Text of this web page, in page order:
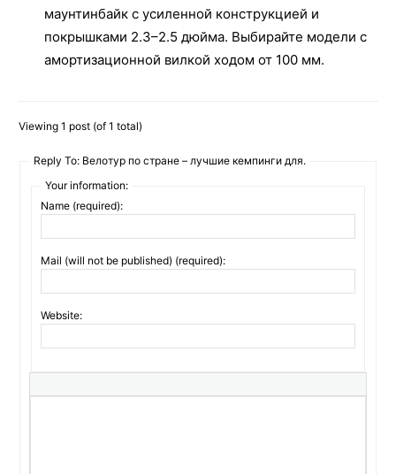
маунтинбайк с усиленной конструкцией и
покрышками 2.3–2.5 дюйма. Выбирайте модели с
амортизационной вилкой ходом от 100 мм.
Viewing 1 post (of 1 total)
Reply To: Велотур по стране – лучшие кемпинги для.
Your information:
Name (required):
Mail (will not be published) (required):
Website: